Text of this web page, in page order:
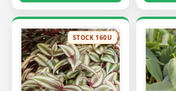
STOCK 160U